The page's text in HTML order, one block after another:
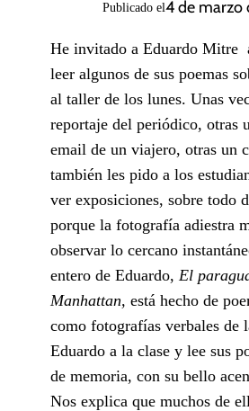
Publicado el4 de marzo
He invitado a Eduardo Mitre
leer algunos de sus poemas
al taller de los lunes. Unas
reportaje del periódico, otras
email de un viajero, otras un
también les pido a los
ver exposiciones, sobre todo
porque la fotografía adiestra
observar lo cercano
entero de Eduardo, El
Manhattan, está hecho de
como fotografías verbales de
Eduardo a la clase y lee sus
de memoria, con su bello
Nos explica que muchos de